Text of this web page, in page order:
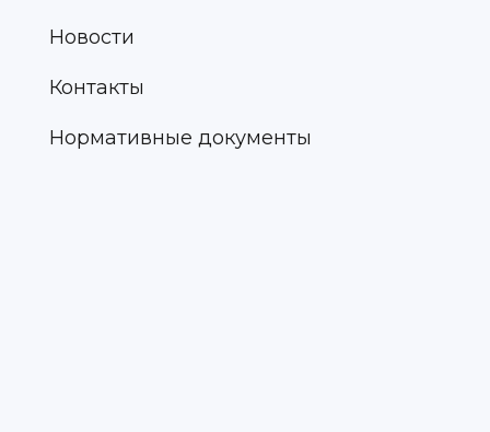
Новости
Контакты
Нормативные документы